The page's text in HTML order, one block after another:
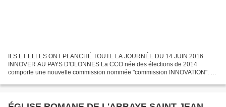
ILS ET ELLES ONT PLANCHÉ TOUTE LA JOURNÉE DU 14 JUIN 2016
INNOVER AU PAYS D'OLONNES La CCO née des élections de 2014
comporte une nouvelle commission nommée "commission INNOVATION". A